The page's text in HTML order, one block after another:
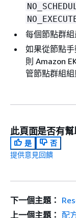
每個節點群
如果從節點
則 Amazon
管節點群組
此頁面是否有幫
是
否
提供意見回饋
下一個主題：
上一個主題： 配